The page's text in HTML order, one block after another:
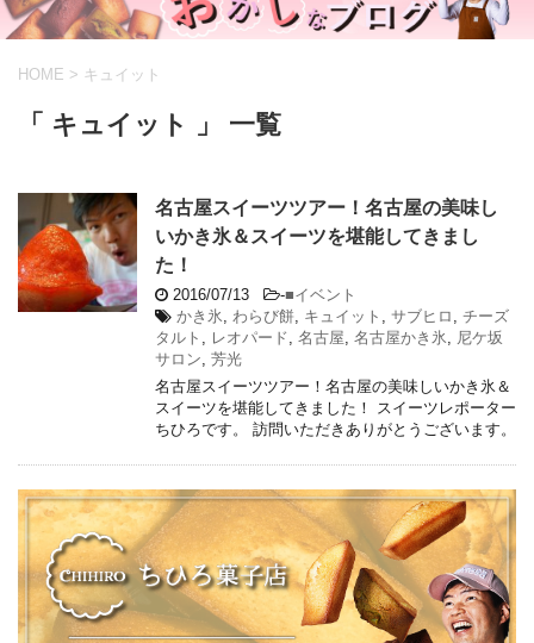
HOME > キュイット
「 キュイット 」 一覧
名古屋スイーツツアー！名古屋の美味し
いかき氷＆スイーツを堪能してきまし
た！
2016/07/13 -■イベント
かき氷
わらび餅 キュイット サブヒロ
チーズ
タルト
レオパード 名古屋 名古屋かき氷
尼ケ坂
サロン 芳光
名古屋スイーツツアー！名古屋の美味しいかき氷＆
スイーツを堪能してきました！ スイーツレポーター
ちひろです。 訪問いただきありがとうございます。